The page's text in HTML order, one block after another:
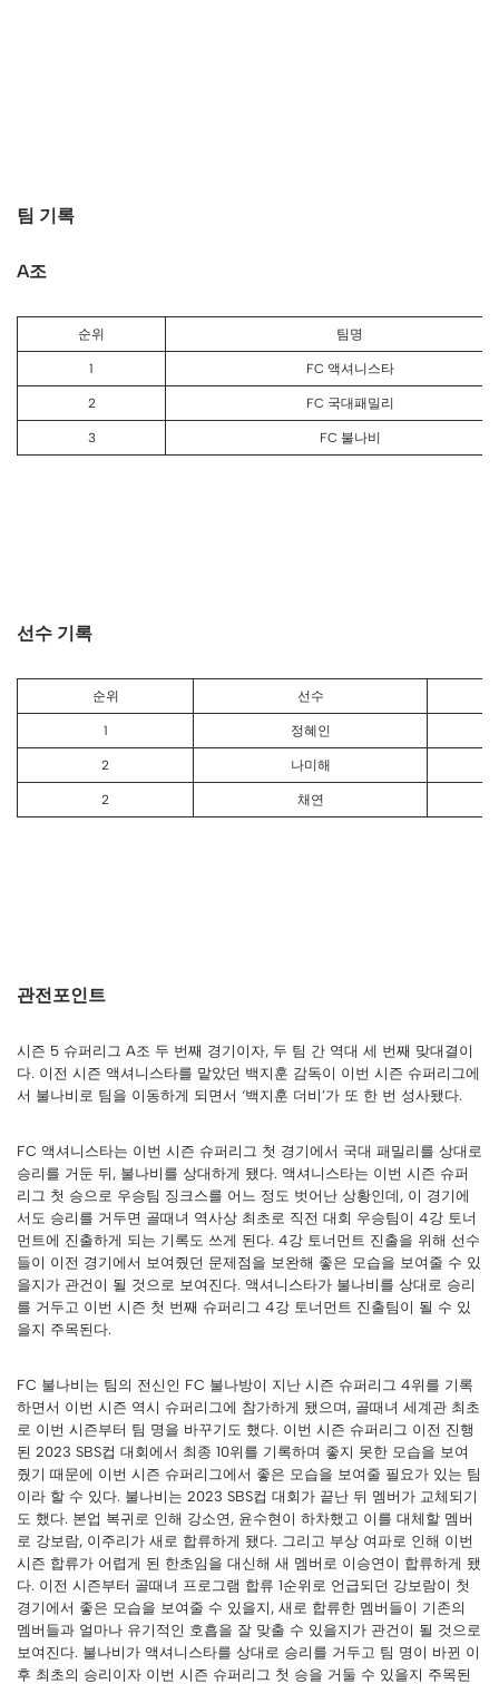
팀 기록
A조
순위 팀명
1 FC 액셔니스타
2 FC 국대패밀리
3 FC 불나비
선수 기록
순위 선수
1 정혜인
2 나미해
2 채연
관전포인트
시즌 5 슈퍼리그 A조 두 번째 경기이자, 두 팀 간 역대 세 번째 맞대결이
다. 이전 시즌 액셔니스타를 맡았던 백지훈 감독이 이번 시즌 슈퍼리그에
서 불나비로 팀을 이동하게 되면서 ‘백지훈 더비’가 또 한 번 성사됐다.
FC 액셔니스타는 이번 시즌 슈퍼리그 첫 경기에서 국대 패밀리를 상대로
승리를 거둔 뒤, 불나비를 상대하게 됐다. 액셔니스타는 이번 시즌 슈퍼
리그 첫 승으로 우승팀 징크스를 어느 정도 벗어난 상황인데, 이 경기에
서도 승리를 거두면 골때녀 역사상 최초로 직전 대회 우승팀이 4강 토너
먼트에 진출하게 되는 기록도 쓰게 된다. 4강 토너먼트 진출을 위해 선수
들이 이전 경기에서 보여줬던 문제점을 보완해 좋은 모습을 보여줄 수 있
을지가 관건이 될 것으로 보여진다. 액셔니스타가 불나비를 상대로 승리
를 거두고 이번 시즌 첫 번째 슈퍼리그 4강 토너먼트 진출팀이 될 수 있
을지 주목된다.
FC 불나비는 팀의 전신인 FC 불나방이 지난 시즌 슈퍼리그 4위를 기록
하면서 이번 시즌 역시 슈퍼리그에 참가하게 됐으며, 골때녀 세계관 최초
로 이번 시즌부터 팀 명을 바꾸기도 했다. 이번 시즌 슈퍼리그 이전 진행
된 2023 SBS컵 대회에서 최종 10위를 기록하며 좋지 못한 모습을 보여
줬기 때문에 이번 시즌 슈퍼리그에서 좋은 모습을 보여줄 필요가 있는 팀
이라 할 수 있다. 불나비는 2023 SBS컵 대회가 끝난 뒤 멤버가 교체되기
도 했다. 본업 복귀로 인해 강소연, 윤수현이 하차했고 이를 대체할 멤버
로 강보람, 이주리가 새로 합류하게 됐다. 그리고 부상 여파로 인해 이번
시즌 합류가 어렵게 된 한초임을 대신해 새 멤버로 이승연이 합류하게 됐
다. 이전 시즌부터 골때녀 프로그램 합류 1순위로 언급되던 강보람이 첫
경기에서 좋은 모습을 보여줄 수 있을지, 새로 합류한 멤버들이 기존의
멤버들과 얼마나 유기적인 호흡을 잘 맞출 수 있을지가 관건이 될 것으로
보여진다. 불나비가 액셔니스타를 상대로 승리를 거두고 팀 명이 바뀐 이
후 최초의 승리이자 이번 시즌 슈퍼리그 첫 승을 거둘 수 있을지 주목된